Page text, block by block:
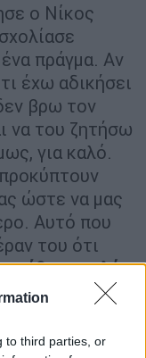
to third parties, or
ο Νίκος
πράγμα. Αν
έχω αδικήσει
βρω τον
να του ζητήσω
για καλό.
ώστε να μας
Αυτό που
του ότι
πολύ
φιλικό
χωρίς